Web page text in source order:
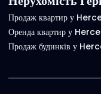
Продаж квартир у
Оренда квартир у
Продаж будинків у